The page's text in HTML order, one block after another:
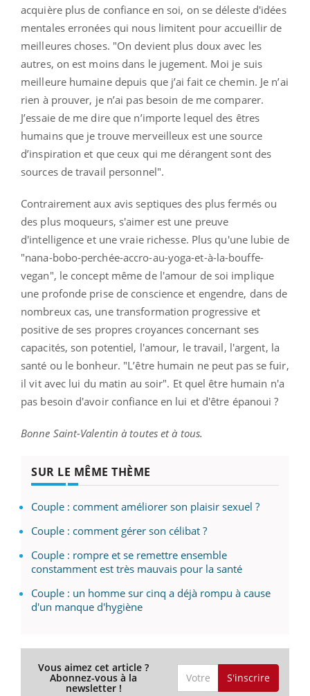
acquière plus de confiance en soi, on se déleste d'idées
mentales erronées qui nous limitent pour accueillir de
meilleures choses. "On devient plus doux avec les
autres, on est moins dans le jugement. Moi je suis
meilleure humaine depuis que j’ai fait ce chemin. Je n’ai
rien à prouver, je n’ai pas besoin de me comparer.
J’essaie de me dire que n’importe lequel des êtres
humains que je trouve merveilleux est une source
d’inspiration et que ceux qui me dérangent sont des
sources de travail personnel".
Contrairement aux avis septiques des plus fermés ou
des plus moqueurs, s'aimer est une preuve
d'intelligence et une vraie richesse. Plus qu'une lubie de
"nana-bobo-perchée-accro-au-yoga-et-à-la-bouffe-
vegan", le concept même de l'amour de soi implique
une profonde prise de conscience et engendre, dans de
nombreux cas, une transformation progressive et
positive de ses propres croyances concernant ses
capacités, son potentiel, l'amour, le travail, l'argent, la
santé ou le bonheur. "L’être humain ne peut pas se fuir,
il vit avec lui du matin au soir". Et quel être humain n'a
pas besoin d'avoir confiance en lui et d'être épanoui ?
Bonne Saint-Valentin à toutes et à tous.
SUR LE MÊME THÈME
Couple : comment améliorer son plaisir sexuel ?
Couple : comment gérer son célibat ?
Couple : rompre et se remettre ensemble
constamment est très mauvais pour la santé
Couple : un homme sur cinq a déjà rompu à cause
d'un manque d'hygiène
Vous aimez cet article ?
Abonnez-vous à la
newsletter !
S'inscrire